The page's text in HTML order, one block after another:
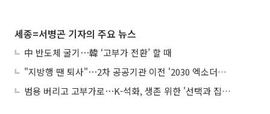
세종=서병곤 기자의 주요 뉴스
中 반도체 굴기⋯韓 ‘고부가 전환’ 할 때
"지방행 땐 퇴사"⋯2차 공공기관 이전 '2030 엑소더스' 뇌관
범용 버리고 고부가로⋯K-석화, 생존 위한 '선택과 집중'